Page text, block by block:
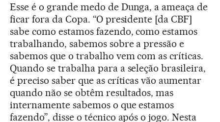
Esse é o grande medo de Dunga, a ameaça de
ficar fora da Copa. “O presidente [da CBF]
sabe como estamos fazendo, como estamos
trabalhando, sabemos sobre a pressão e
sabemos que o trabalho vem com as críticas.
Quando se trabalha para a seleção brasileira,
é preciso saber que as críticas vão aumentar
quando não se obtêm resultados, mas
internamente sabemos o que estamos
fazendo”, disse o técnico após o jogo. Nesta